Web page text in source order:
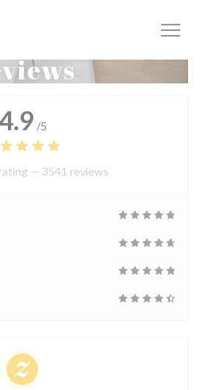
4.9 /5
— 3541 reviews